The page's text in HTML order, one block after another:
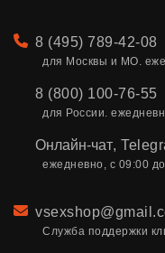
Телефон
8 (495) 789-42-08
для Москвы и МО.
8 (800) 100-76-55
для России.
Онлайн-чат,
ежедневно, с 09:00
Email
Служба поддержки